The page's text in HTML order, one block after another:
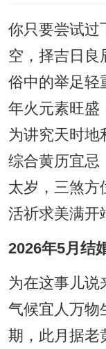
你只要尝试过
空，择吉日良
俗中的举足轻
年火元素旺盛
为讲究天时地
综合黄历宜忌
太岁，三煞方
活祈求美满开
2026年5月结
为在这事儿说
气候宜人万物
期，此月据老